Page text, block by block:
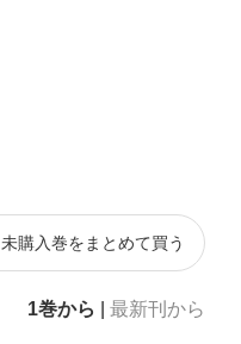
未購入巻をまとめて買う
1巻から 最新刊から